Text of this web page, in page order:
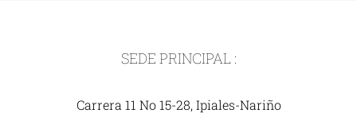
SEDE PRINCIPAL :
Carrera 11 No 15-28, Ipiales-Nariño